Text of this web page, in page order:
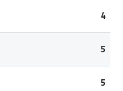
4
5
5